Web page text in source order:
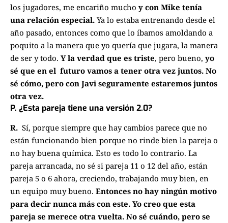
los jugadores, me encariño mucho y con Mike tenía
una relación especial. Ya lo estaba entrenando desde el
año pasado, entonces como que lo íbamos amoldando a
poquito a la manera que yo quería que jugara, la manera
de ser y todo. Y la verdad que es triste, pero bueno, yo
sé que en el futuro vamos a tener otra vez juntos. No
sé cómo, pero con Javi seguramente estaremos juntos
otra vez.
P. ¿Esta pareja tiene una versión 2.0?
R. Sí, porque siempre que hay cambios parece que no
están funcionando bien porque no rinde bien la pareja o
no hay buena química. Esto es todo lo contrario. La
pareja arrancada, no sé si pareja 11 o 12 del año, están
pareja 5 o 6 ahora, creciendo, trabajando muy bien, en
un equipo muy bueno. Entonces no hay ningún motivo
para decir nunca más con este. Yo creo que esta
pareja se merece otra vuelta. No sé cuándo, pero se